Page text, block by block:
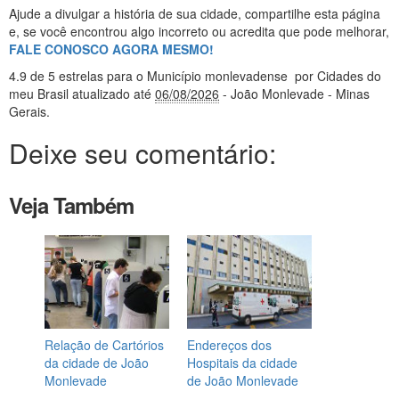
Ajude a divulgar a história de sua cidade, compartilhe esta página
e, se você encontrou algo incorreto ou acredita que pode melhorar,
FALE CONOSCO AGORA MESMO!
4.9 de 5 estrelas para o Município monlevadense por Cidades do
meu Brasil atualizado até 06/08/2026 - João Monlevade - Minas
Gerais.
Deixe seu comentário:
Veja Também
Relação de Cartórios
da cidade de João
Monlevade
Endereços dos
Hospitais da cidade
de João Monlevade